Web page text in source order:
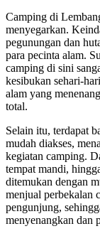
Camping di
menyegarkan.
pegunungan dan
para pecinta alam.
camping di sini
kesibukan sehari-
alam yang
total.
Selain itu, terdapat
mudah diakses,
kegiatan camping.
tempat mandi,
ditemukan dengan
menjual perbekalan
pengunjung,
menyenangkan dan